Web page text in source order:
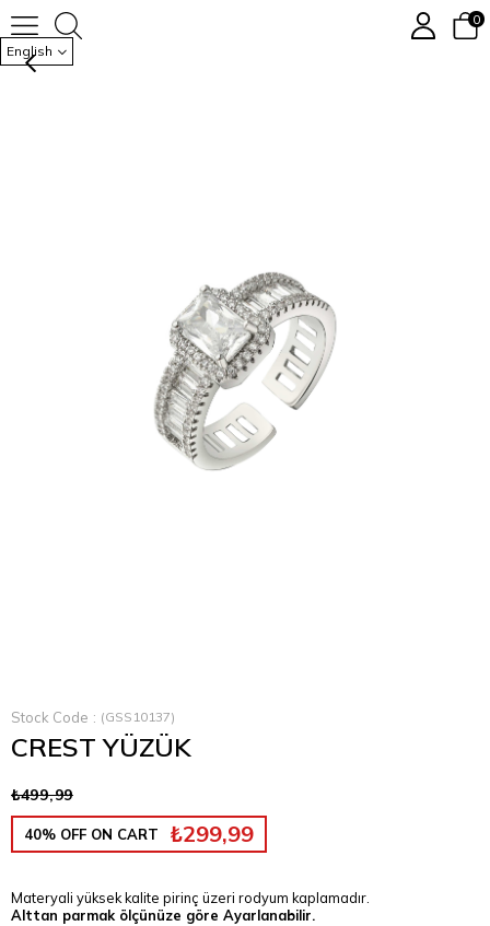
English
0
Stock Code (GSS10137)
CREST YÜZÜK
₺499,99
40% OFF ON CART ₺299,99
Materyali yüksek kalite pirinç üzeri rodyum kaplamadır.
Alttan parmak ölçünüze göre Ayarlanabilir.